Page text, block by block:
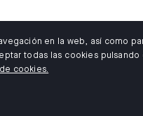
en la web, así como
todas las cookies
cookies.